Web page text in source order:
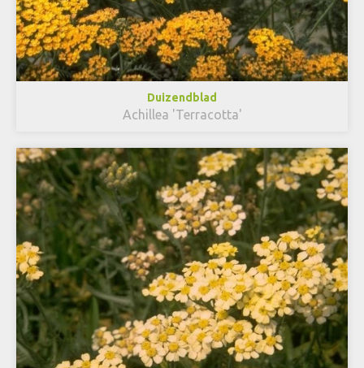
Duizendblad
Achillea 'Terracotta'